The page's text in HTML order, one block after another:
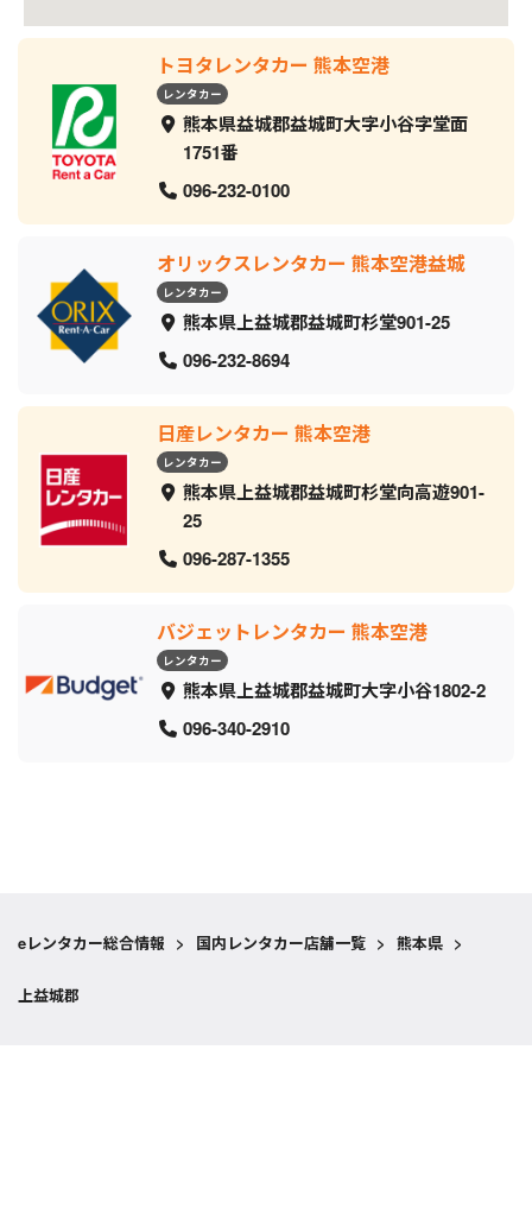
トヨタレンタカー 熊本空港
レンタカー
熊本県益城郡益城町大字小谷字堂面
1751番
096-232-0100
オリックスレンタカー 熊本空港益城
レンタカー
熊本県上益城郡益城町杉堂901-25
096-232-8694
日産レンタカー 熊本空港
レンタカー
熊本県上益城郡益城町杉堂向高遊901-
25
096-287-1355
バジェットレンタカー 熊本空港
レンタカー
熊本県上益城郡益城町大字小谷1802-2
096-340-2910
eレンタカー総合情報 > 国内レンタカー店舗一覧 > 熊本県 >
上益城郡